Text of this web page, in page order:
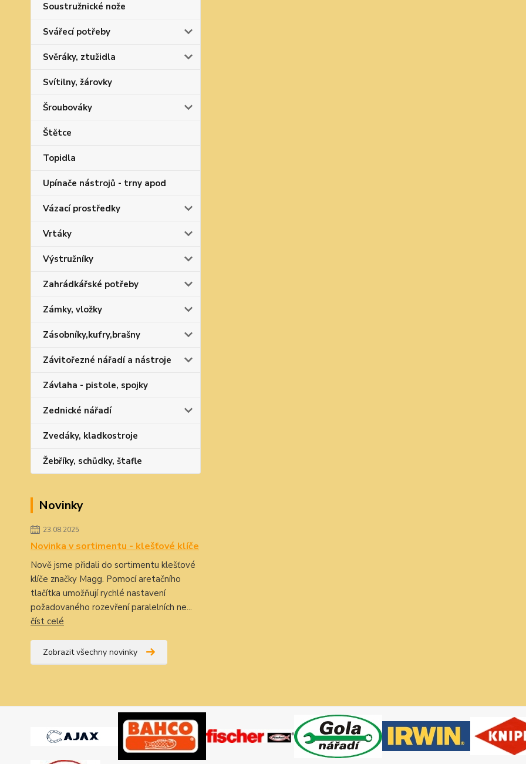
Soustružnické nože
Svářecí potřeby
Svěráky, ztužidla
Svítilny, žárovky
Šroubováky
Štětce
Topidla
Upínače nástrojů - trny apod
Vázací prostředky
Vrtáky
Výstružníky
Zahrádkářské potřeby
Zámky, vložky
Zásobníky,kufry,brašny
Závitořezné nářadí a nástroje
Závlaha - pistole, spojky
Zednické nářadí
Zvedáky, kladkostroje
Žebříky, schůdky, štafle
Novinky
23.08.2025
Novinka v sortimentu - klešťové klíče
Nově jsme přidali do sortimentu klešťové
klíče značky Magg. Pomocí aretačního
tlačítka umožňují rychlé nastavení
požadovaného rozevření paralelních ne...
číst celé
Zobrazit všechny novinky